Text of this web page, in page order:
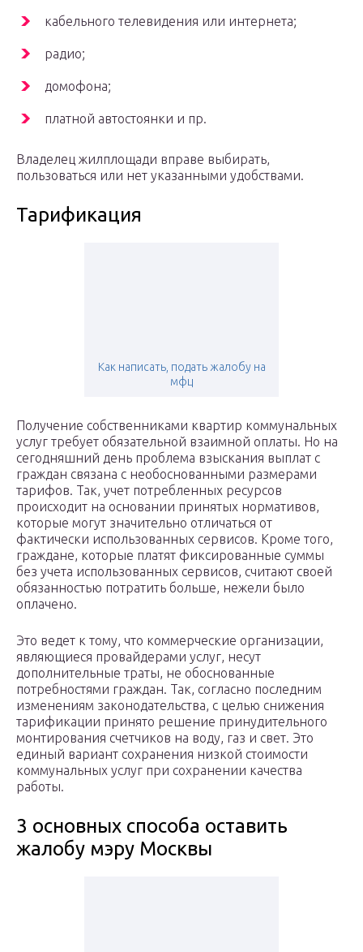
кабельного телевидения или интернета;
радио;
домофона;
платной автостоянки и пр.
Владелец жилплощади вправе выбирать,
пользоваться или нет указанными удобствами.
Тарификация
Как написать, подать жалобу на
мфц
Получение собственниками квартир коммунальных
услуг требует обязательной взаимной оплаты. Но на
сегодняшний день проблема взыскания выплат с
граждан связана с необоснованными размерами
тарифов. Так, учет потребленных ресурсов
происходит на основании принятых нормативов,
которые могут значительно отличаться от
фактически использованных сервисов. Кроме того,
граждане, которые платят фиксированные суммы
без учета использованных сервисов, считают своей
обязанностью потратить больше, нежели было
оплачено.
Это ведет к тому, что коммерческие организации,
являющиеся провайдерами услуг, несут
дополнительные траты, не обоснованные
потребностями граждан. Так, согласно последним
изменениям законодательства, с целью снижения
тарификации принято решение принудительного
монтирования счетчиков на воду, газ и свет. Это
единый вариант сохранения низкой стоимости
коммунальных услуг при сохранении качества
работы.
3 основных способа оставить
жалобу мэру Москвы